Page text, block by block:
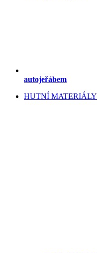
autojeřábem
HUTNÍ MATERIÁLY